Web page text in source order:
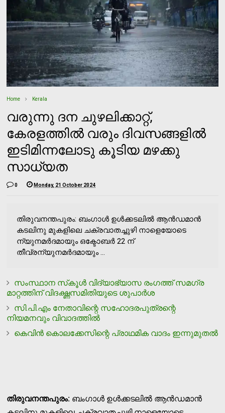
Home Kerala
വരുന്നു ദന ചുഴലിക്കാറ്റ്,
കേരളത്തില്‍ വരും ദിവസങ്ങളില്‍
ഇടിമിന്നലോടു കൂടിയ മഴക്കു
സാധ്യത
0 Monday, 21 October 2024
തിരുവനന്തപുരം: ബംഗാള്‍ ഉള്‍ക്കടലില്‍ ആന്‍ഡമാന്‍
കടലിനു മുകളിലെ ചക്രവാതച്ചുഴി നാളെയോടെ
ന്യുനമര്‍ദമായും ഒക്ടോബര്‍ 22 ന്
തീവ്രന്യുനമര്‍ദമായും ...
സംസ്ഥാന സ്‌കൂള്‍ വിദ്യാഭ്യാസ രംഗത്ത് സമഗ്ര
മാറ്റത്തിന് വിദഗ്ദ്ധസമിതിയുടെ ശുപാര്‍ശ
സി.പി.എം നേതാവിന്റെ സഹോദരപുത്രന്റെ
നിയമനവും വിവാദത്തില്‍
കെവിന്‍ കൊലക്കേസിന്റെ പ്രാഥമിക വാദം ഇന്നുമുതല്‍
തിരുവനന്തപുരം: ബംഗാള്‍ ഉള്‍ക്കടലില്‍ ആന്‍ഡമാന്‍